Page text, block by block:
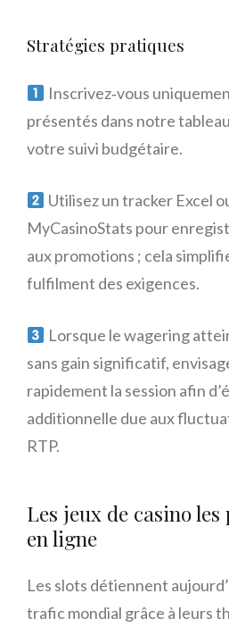
Stratégies pratiques
Inscrivez‑vous
présentés dans notre
votre suivi budgétaire.
Utilisez un tracker Excel
MyCasinoStats pour
aux promotions ; cela
fulfilment des exigences.
Lorsque le wagering
sans gain significatif,
rapidement la session afin
additionnelle due aux
RTP.
Les jeux de casino
en ligne
Les slots détiennent
trafic mondial grâce à leurs